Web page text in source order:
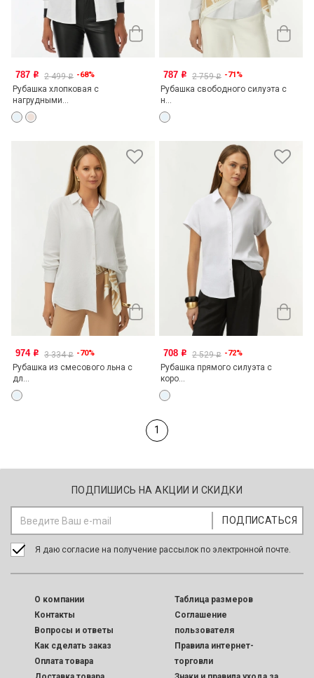
787 o 2 499o -68%
Рубашка хлопковая с
нагрудными...
787 o 2 759o -71%
Рубашка свободного силуэта с
н...
974 o 3 334o -70%
Рубашка из смесового льна с
дл...
708 o 2 529o -72%
Рубашка прямого силуэта с
коро...
1
ПОДПИШИСЬ НА АКЦИИ И СКИДКИ
Я даю согласие на получение рассылок по электронной почте.
O компании
Контакты
Вопросы и ответы
Как сделать заказ
Оплата товара
Таблица размеров
Соглашение
пользователя
Правила интернет-
торговли